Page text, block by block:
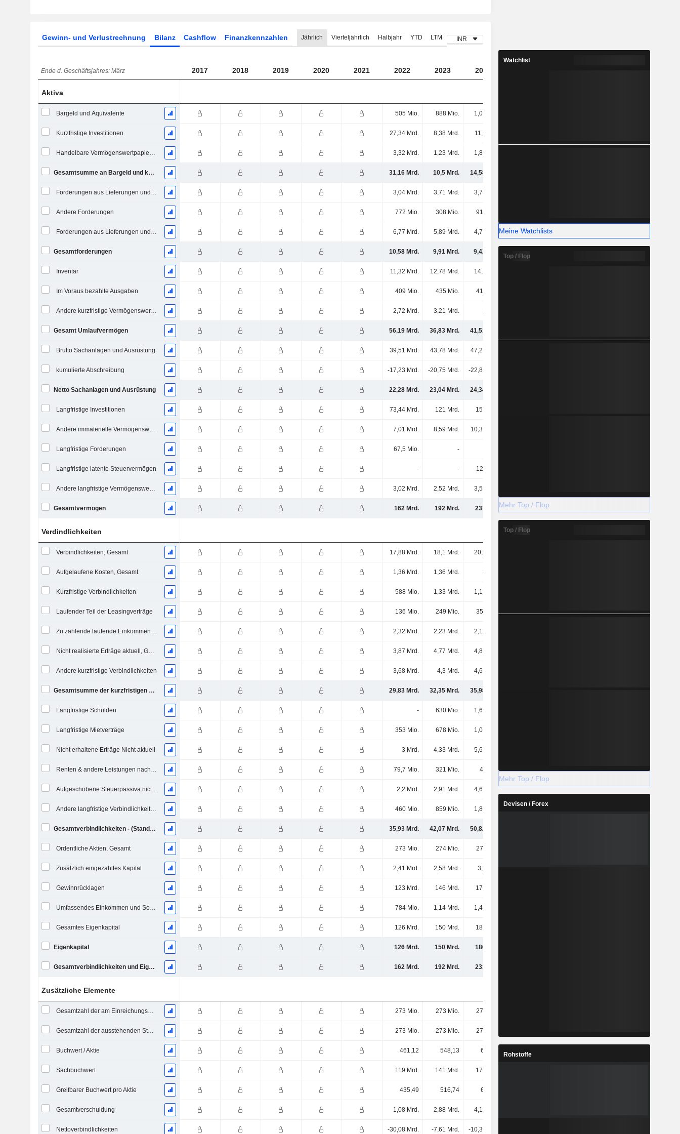
Gewinn- und Verlustrechnung Bilanz Cashflow Finanzkennzahlen Jährlich Vierteljährlich Halbjahr YTD LTM INR
Ende d. Geschäftsjahres: März 2017 2018 2019 2020 2021 2022 2023 2024
Aktiva
Bargeld und Äquivalente 505 Mio. 888 Mio. 1,07 Mrd.
Kurzfristige Investitionen 27,34 Mrd. 8,38 Mrd. 11,7 Mrd.
Handelbare Vermögenswertpapiere, Gesamt 3,32 Mrd. 1,23 Mrd. 1,81 Mrd.
Gesamtsumme an Bargeld und kurzfristigen Investitionen 31,16 Mrd. 10,5 Mrd. 14,58 Mrd.
Forderungen aus Lieferungen und Leistungen, Gesamt 3,04 Mrd. 3,71 Mrd. 3,74 Mrd.
Andere Forderungen 772 Mio. 308 Mio. 914 Mio.
Forderungen aus Lieferungen und Leistungen 6,77 Mrd. 5,89 Mrd. 4,77 Mrd. 4,46 Mrd.
Gesamtforderungen 10,58 Mrd. 9,91 Mrd. 9,42 Mrd.
Inventar 11,32 Mrd. 12,78 Mrd. 14,1 Mrd.
Im Voraus bezahlte Ausgaben 409 Mio. 435 Mio. 418 Mio.
Andere kurzfristige Vermögenswerte, Gesamt 2,72 Mrd. 3,21 Mrd. 3 Mrd.
Gesamt Umlaufvermögen 56,19 Mrd. 36,83 Mrd. 41,51 Mrd.
Brutto Sachanlagen und Ausrüstung 39,51 Mrd. 43,78 Mrd. 47,22 Mrd.
kumulierte Abschreibung -17,23 Mrd. -20,75 Mrd. -22,88 Mrd.
Netto Sachanlagen und Ausrüstung 22,28 Mrd. 23,04 Mrd. 24,34 Mrd.
Langfristige Investitionen 73,44 Mrd. 121 Mrd. 151 Mrd.
Andere immaterielle Vermögenswerte, Gesamt 7,01 Mrd. 8,59 Mrd. 10,36 Mrd.
Langfristige Forderungen 67,5 Mio. -
Langfristige latente Steuervermögen - - 128 Mio.
Andere langfristige Vermögenswerte, Gesamt 3,02 Mrd. 2,52 Mrd. 3,58 Mrd.
Gesamtvermögen 162 Mrd. 192 Mrd. 231 Mrd. 272 Mrd.
Verdindlichkeiten
Verbindlichkeiten, Gesamt 17,88 Mrd. 18,1 Mrd. 20,9 Mrd.
Aufgelaufene Kosten, Gesamt 1,36 Mrd. 1,36 Mrd. 2 Mrd.
Kurzfristige Verbindlichkeiten 588 Mio. 1,33 Mrd. 1,12 Mrd.
Laufender Teil der Leasingverträge 136 Mio. 249 Mio. 359 Mio.
Zu zahlende laufende Einkommensteuern 2,32 Mrd. 2,23 Mrd. 2,12 Mrd.
Nicht realisierte Erträge aktuell, Gesamt 3,87 Mrd. 4,77 Mrd. 4,82 Mrd.
Andere kurzfristige Verbindlichkeiten 3,68 Mrd. 4,3 Mrd. 4,66 Mrd.
Gesamtsumme der kurzfristigen Verbindlichkeiten 29,83 Mrd. 32,35 Mrd. 35,98 Mrd.
Langfristige Schulden - 630 Mio. 1,63 Mrd.
Langfristige Mietverträge 353 Mio. 678 Mio. 1,08 Mrd.
Nicht erhaltene Erträge Nicht aktuell 3 Mrd. 4,33 Mrd. 5,61 Mrd.
Renten & andere Leistungen nach dem Ruhestand 79,7 Mio. 321 Mio. 43 Mio. 73 Mio. 205 Mio.
Aufgeschobene Steuerpassiva nicht aktuell 2,2 Mrd. 2,91 Mrd. 4,61 Mrd.
Andere langfristige Verbindlichkeiten 460 Mio. 859 Mio. 1,86 Mrd.
Gesamtverbindlichkeiten - (Standard / Utility Vorlage) 35,93 Mrd. 42,07 Mrd. 50,82 Mrd.
Ordentliche Aktien, Gesamt 273 Mio. 274 Mio. 274 Mio.
Zusätzlich eingezahltes Kapital 2,41 Mrd. 2,58 Mrd. 3,2 Mrd.
Gewinnrücklagen 123 Mrd. 146 Mrd. 176 Mrd.
Umfassendes Einkommen und Sonstiges 784 Mio. 1,14 Mrd. 1,45 Mrd.
Gesamtes Eigenkapital 126 Mrd. 150 Mrd. 180 Mrd.
Eigenkapital 126 Mrd. 150 Mrd. 180 Mrd.
Gesamtverbindlichkeiten und Eigenkapital 162 Mrd. 192 Mrd. 231 Mrd.
Zusätzliche Elemente
Gesamtzahl der am Einreichungsdatum ausstehenden Aktien 273 Mio. 273 Mio. 274 Mio.
Gesamtzahl der ausstehenden Stammaktien 273 Mio. 273 Mio. 274 Mio.
Buchwert / Aktie 461,12 548,13 659,06 776,78
Sachbuchwert 119 Mrd. 141 Mrd. 170 Mrd.
Greifbarer Buchwert pro Aktie 435,49 516,74 621,24
Gesamtverschuldung 1,08 Mrd. 2,88 Mrd. 4,19 Mrd.
Nettoverbindlichkeiten -30,08 Mrd. -7,61 Mrd. -10,39 Mrd.
Watchlist
Meine Watchlists
Top / Flop
Mehr Top / Flop
Top / Flop
Mehr Top / Flop
Devisen / Forex
Rohstoffe